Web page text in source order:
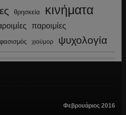
θρησκεία κινήματα
παροιμίες
φασισμός χιούμορ ψυχολογία
Φεβρουάριος 2016